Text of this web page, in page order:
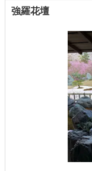
強羅花壇